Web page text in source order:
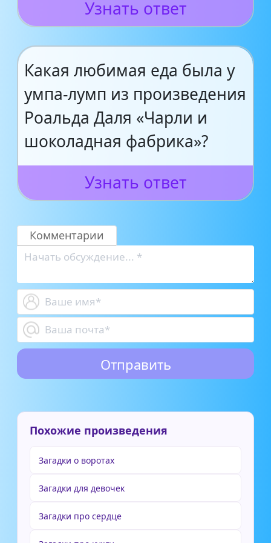
Узнать ответ
Какая любимая еда была у
умпа-лумп из произведения
Роальда Даля «Чарли и
шоколадная фабрика»?
Узнать ответ
Комментарии
Похожие произведения
Загадки о воротах
Загадки для девочек
Загадки про сердце